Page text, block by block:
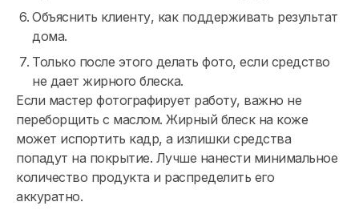
Объяснить клиенту, как поддерживать результат
дома.
Только после этого делать фото, если средство
не дает жирного блеска.
Если мастер фотографирует работу, важно не
переборщить с маслом. Жирный блеск на коже
может испортить кадр, а излишки средства
попадут на покрытие. Лучше нанести минимальное
количество продукта и распределить его
аккуратно.